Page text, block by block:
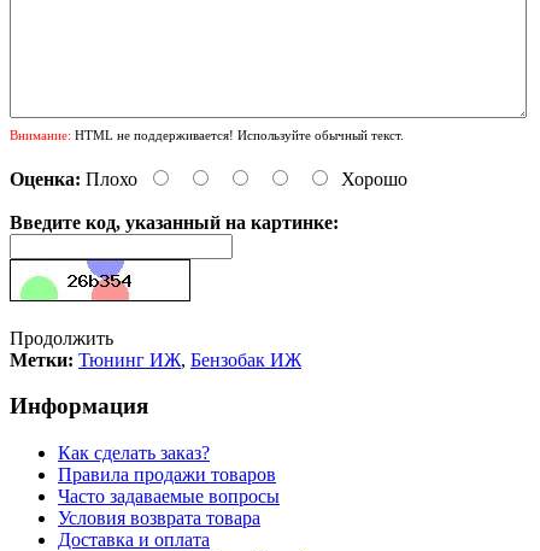
Внимание: HTML не поддерживается! Используйте обычный текст.
Оценка: Плохо Хорошо
Введите код, указанный на картинке:
Продолжить
Метки: Тюнинг ИЖ, Бензобак ИЖ
Информация
Как сделать заказ?
Правила продажи товаров
Часто задаваемые вопросы
Условия возврата товара
Доставка и оплата